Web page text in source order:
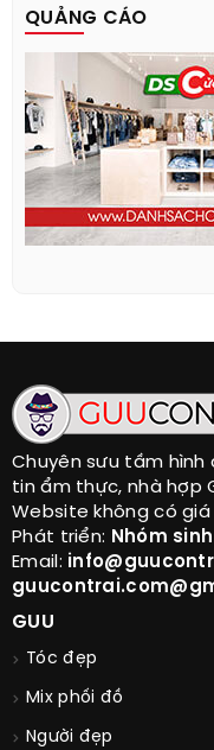
QUẢNG CÁO
Chuyên sưu tầm
tin ẩm thực, nhà hợp
Website không có
Phát triển: Nhóm
Email:
GUU
Tóc đẹp
Mix phối đồ
Người đẹp